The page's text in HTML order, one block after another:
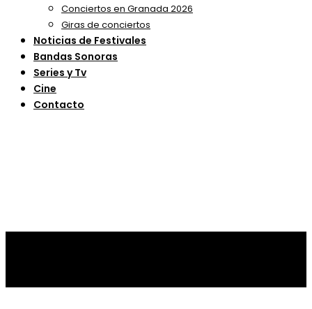
Conciertos en Granada 2026
Giras de conciertos
Noticias de Festivales
Bandas Sonoras
Series y Tv
Cine
Contacto